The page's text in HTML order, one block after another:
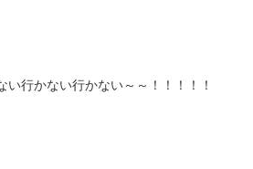
行かない行かない～～！！！！！